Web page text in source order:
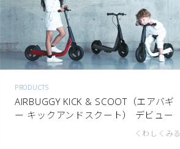
PRODUCTS
AIRBUGGY KICK & SCOOT（エアバギ
ー キックアンドスクート） デビュー
くわしくみる